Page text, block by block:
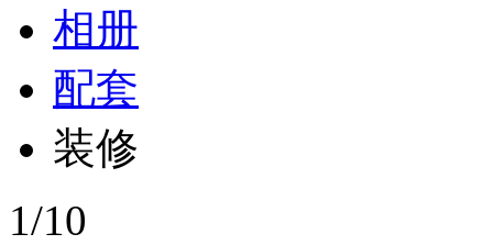
相册
配套
装修
1/10